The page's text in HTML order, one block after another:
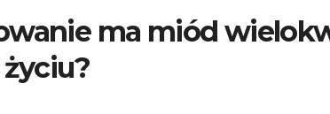
ma miód